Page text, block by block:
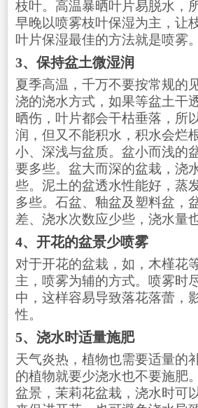
枝叶。高温暴晒叶片易脱水，
早晚以喷雾枝叶保湿为主，让
叶片保湿最佳的方法就是喷雾。
3、保持盆土微湿润
夏季高温，千万不要按常规的
浇的浇水方式，如果等盆土干
晒伤，叶片都会干枯垂落，所
润，但又不能积水，积水会烂
小、深浅与盆质。盆小而浅的
要多些。盆大而深的盆栽，浇
些。泥土的盆透水性能好，蒸
多些。石盆、釉盆及塑料盆，
差、浇水次数应少些，浇水量
4、开花的盆景少喷雾
对于开花的盆栽，如，木槿花
主，喷雾为辅的方式。喷雾时
中，这样容易导致落花落蕾，
性。
5、浇水时适量施肥
天气炎热，植物也需要适量的
的植物就要少浇水也不要施肥
盆景，茉莉花盆栽，浇水时可